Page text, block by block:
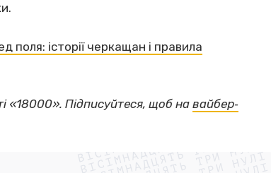
поля: історії черкащан і правила
«18000». Підписуйтеся, щоб навайбер‐
ВІСІМНАДЦЯТЬ ТРИ НУЛІ
ВІСІМНАДЦЯТЬ ТРИ НУЛІ
ВІСІМНАДЦЯТЬ ТРИ НУЛІ